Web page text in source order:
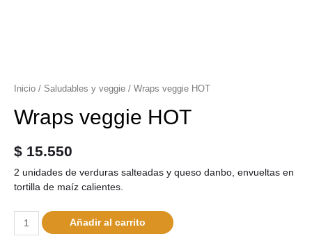
Inicio / Saludables y veggie / Wraps veggie HOT
Wraps veggie HOT
$ 15.550
2 unidades de verduras salteadas y queso danbo, envueltas en
tortilla de maíz calientes.
Añadir al carrito